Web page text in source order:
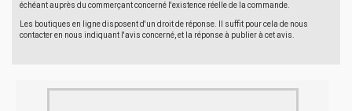
échéant auprès du commerçant concerné l'existence réelle de la commande.
Les boutiques en ligne disposent d'un droit de réponse. Il suffit pour cela de nous
contacter en nous indiquant l'avis concerné, et la réponse à publier à cet avis.